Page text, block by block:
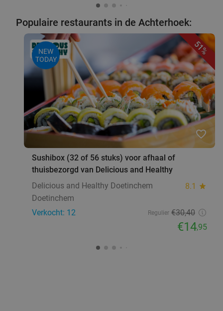
Populaire restaurants in de Achterhoek:
51%
NEW
TODAY
favorite_border
Sushibox (32 of 56 stuks) voor afhaal of
thuisbezorgd van Delicious and Healthy
Delicious and Healthy Doetinchem
8.1 star
Doetinchem
Verkocht: 12
Regulier €30,40
€14,95